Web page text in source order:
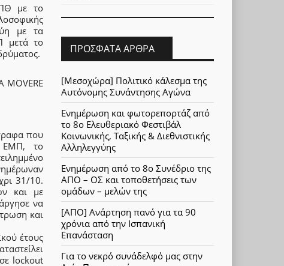
με το
με τα
μετά το
που
ΕΜΠ, το
31/10.
και με
να
και
έτους
lockout
ΠΡΌΣΦΑΤΑ ΆΡΘΡΑ
[Μεσοχώρα] Πολιτικό κάλεσμα της
Αυτόνομης Συνάντησης Αγώνα
Ενημέρωση και φωτορεπορτάζ από
το 8ο Ελευθεριακό Φεστιβάλ
Κοινωνικής, Ταξικής & Διεθνιστικής
Αλληλεγγύης
Ενημέρωση από το 8ο Συνέδριο της
ΑΠΟ – ΟΣ και τοποθετήσεις των
ομάδων – μελών της
[ΑΠΟ] Ανάρτηση πανό για τα 90
χρόνια από την Ισπανική
Επανάσταση
Για το νεκρό συνάδελφό μας στην